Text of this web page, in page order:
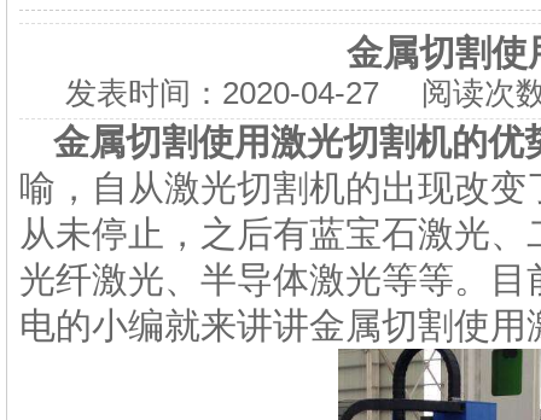
金属切割使
发表时间： 2020-04-27阅读次
金属切割使用激光切割机的优
喻，自从激光切割机的出现改
从未停止，之后有蓝宝石激光
光纤激光、半导体激光等等。
电的小编就来讲讲金属切割使用